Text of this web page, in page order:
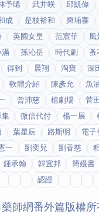
予晞 武井咲 邱凱偉
成 是枝裕和 柬埔寨
英國女皇 范宸菲 風
滿 孫沁岳 時代劇 蚤
得到app 晨翔 淘寶 深
軟體介紹 陳彥允 魚
曾沛慈 植劇場 菅
集 微信代付 楊一展
葉星辰 路斯明 電子
一 劉奕兒 劉香慈
鍾承翰 韓宜邦 簡嫚書
fda認證
活力藥師網番外篇. 版權所